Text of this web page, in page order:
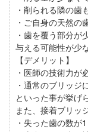
・削られる隣の歯
・ご自身の天然の
・歯を覆う部分が
与える可能性が少
【デメリット】
・医師の技術力が
・通常のブリッジ
といった事が挙げ
また、接着ブリッ
・失った歯の数が